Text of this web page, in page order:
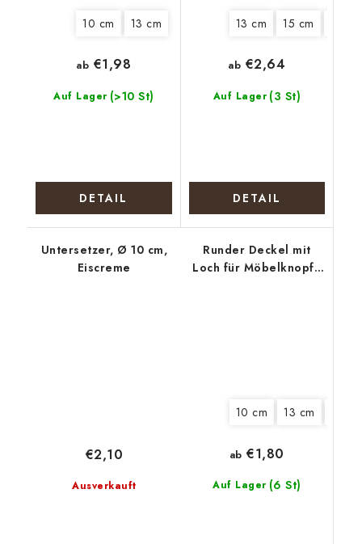
10 cm 13 cm
Auf Lager (>10 St)
ab €1,98
DETAIL
13 cm 15 cm
Auf Lager (3 St)
ab €2,64
DETAIL
Untersetzer, Ø 10 cm,
Eiscreme
Ausverkauft
€2,10
Runder Deckel mit
Loch für Möbelknopf -
10 cm 13 cm
Auf Lager (6 St)
ab €1,80